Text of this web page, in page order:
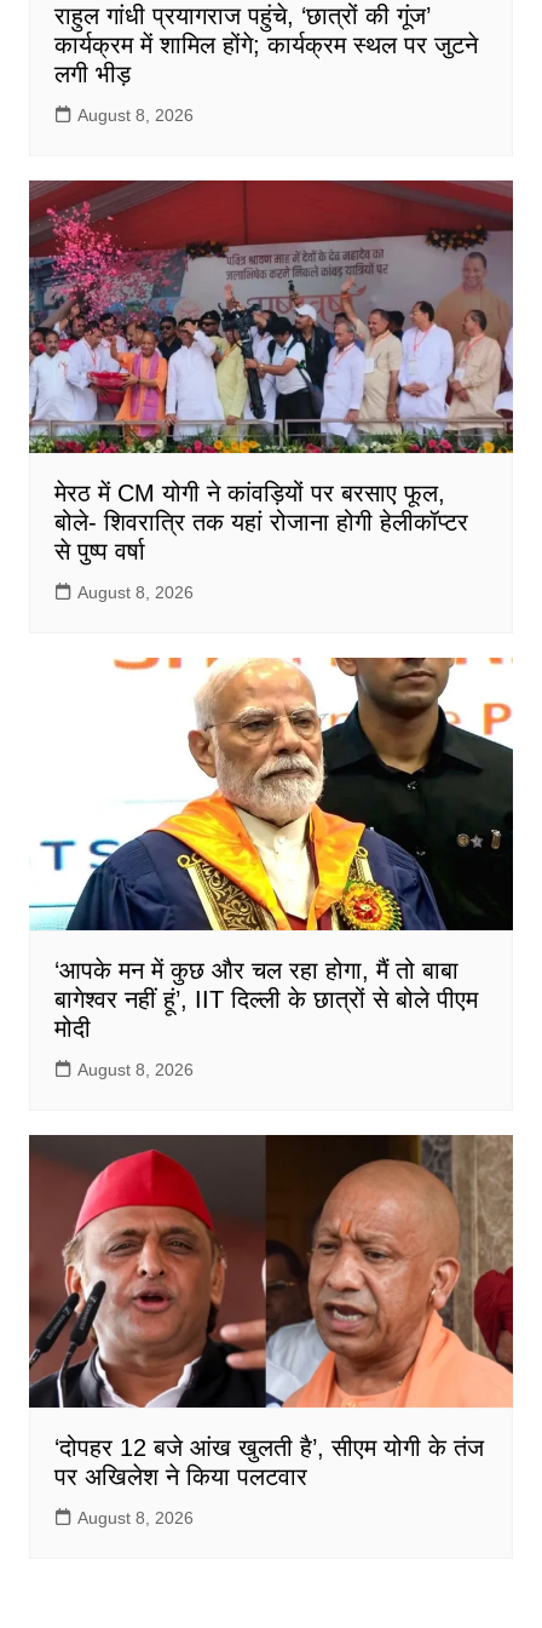
राहुल गांधी प्रयागराज पहुंचे, ‘छात्रों की गूंज’
कार्यक्रम में शामिल होंगे; कार्यक्रम स्थल पर जुटने
लगी भीड़
August 8, 2026
मेरठ में CM योगी ने कांवड़ियों पर बरसाए फूल,
बोले- शिवरात्रि तक यहां रोजाना होगी हेलीकॉप्टर
से पुष्प वर्षा
August 8, 2026
‘आपके मन में कुछ और चल रहा होगा, मैं तो बाबा
बागेश्वर नहीं हूं’, IIT दिल्ली के छात्रों से बोले पीएम
मोदी
August 8, 2026
‘दोपहर 12 बजे आंख खुलती है’, सीएम योगी के तंज
पर अखिलेश ने किया पलटवार
August 8, 2026